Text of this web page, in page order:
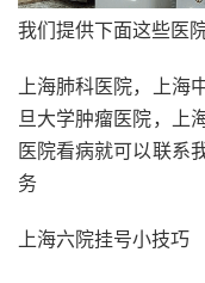
我们提供下面这些医
上海肺科医院，上海
旦大学肿瘤医院，上
医院看病就可以联系
务
上海六院挂号小技巧